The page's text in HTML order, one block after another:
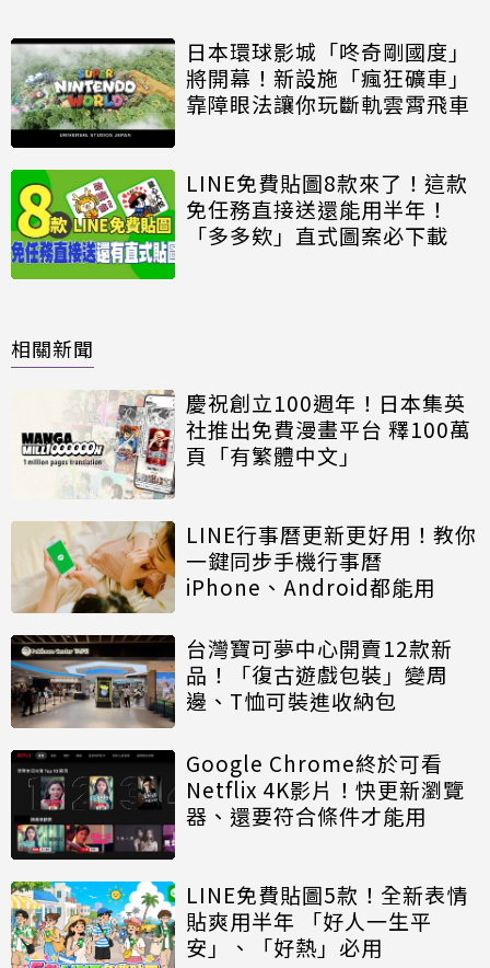
日本環球影城「咚奇剛國度」
將開幕！新設施「瘋狂礦車」
靠障眼法讓你玩斷軌雲霄飛車
LINE免費貼圖8款來了！這款
免任務直接送還能用半年！
「多多欸」直式圖案必下載
相關新聞
慶祝創立100週年！日本集英
社推出免費漫畫平台 釋100萬
頁「有繁體中文」
LINE行事曆更新更好用！教你
一鍵同步手機行事曆
iPhone、Android都能用
台灣寶可夢中心開賣12款新
品！「復古遊戲包裝」變周
邊、T恤可裝進收納包
Google Chrome終於可看
Netflix 4K影片！快更新瀏覽
器、還要符合條件才能用
LINE免費貼圖5款！全新表情
貼爽用半年 「好人一生平
安」、「好熱」必用